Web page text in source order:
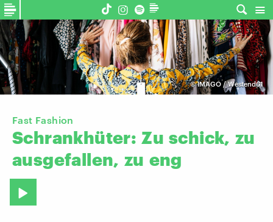
©IMAGO / Westend61
Fast Fashion
Schrankhüter: Zu schick, zu
ausgefallen, zu eng